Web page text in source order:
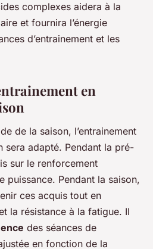
complexes aidera à la
et fournira l’énergie
d’entrainement et les
en
de la saison, l’entrainement
sera adapté. Pendant la pré-
sur le renforcement
puissance. Pendant la saison,
ces acquis tout en
la résistance à la fatigue. Il
des séances de
en fonction de la